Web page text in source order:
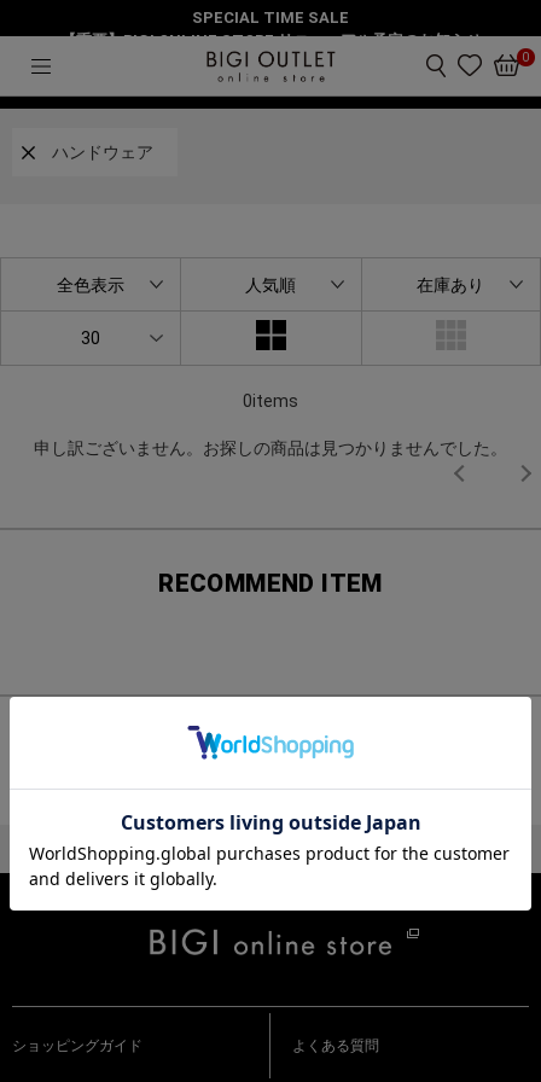
SPECIAL TIME SALE
【重要】BIGI ONLINE STORE リニューアル予定のお知らせ
0
ハンドウェア ランキング 2ページ目
絞り込み
ハンドウェア
0items
全色表示 人気順 在庫あり
30
申し訳ございません。お探しの商品は見つかりませんでした。
RECOMMEND ITEM
チェックしたアイテム
ショッピングガイド よくある質問